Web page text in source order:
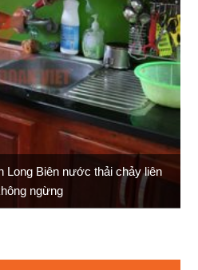
Long Biên nước thải chảy liên
ngừng